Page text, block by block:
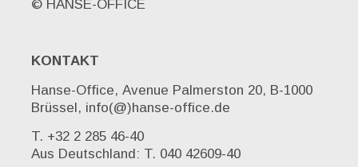
© HANSE-OFFICE
KONTAKT
Hanse-Office, Avenue Palmerston 20, B-1000
Brüssel, info(@)hanse-office.de
T. +32 2 285 46-40
Aus Deutschland: T. 040 42609-40